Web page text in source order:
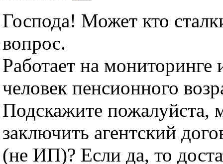
Господа! Может кто
вопрос.
Работает на мониторинге
человек пенсионного
Подскажите пожалуйста,
заключить агентский
(не ИП)? Если да, то